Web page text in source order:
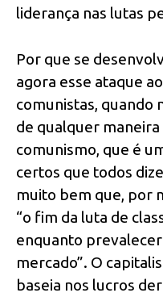
liderança nas lutas
Por que se
agora esse ataque
comunistas, quando
de qualquer
comunismo, que é
certos que todos
muito bem que, por
“o fim da luta de
enquanto prevalecer
mercado”. O
baseia nos lucros